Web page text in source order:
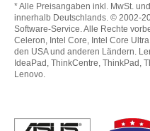
* Alle Preisangaben inkl. MwSt.
innerhalb Deutschlands. © 2002-
Software-Service. Alle Rechte
Celeron, Intel Core, Intel Core
den USA und anderen Ländern.
IdeaPad, ThinkCentre, ThinkPad,
Lenovo.